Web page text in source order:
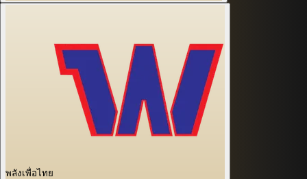
พลังเพื่อไทย